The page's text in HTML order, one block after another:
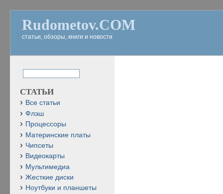
Rudometov.COM
статьи, обзоры, книги и новости
СТАТЬИ
Все статьи
Флэш
Процессоры
Материнские платы
Чипсеты
Видеокарты
Мультимедиа
Жесткие диски
Ноутбуки и планшеты